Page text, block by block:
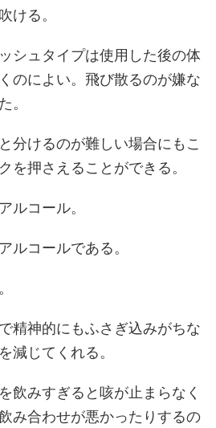
ける。
シュタイプは使用した後の体
のによい。飛び散るのが嫌な
。
分けるのが難しい場合にもこ
を押さえることができる。
ルコール。
ルコールである。
精神的にもふさぎ込みがちな
減じてくれる。
飲みすぎると咳が止まらなく
み合わせが悪かったりするの